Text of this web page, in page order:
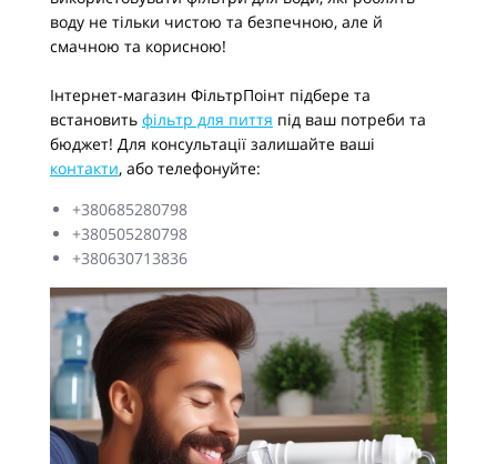
воду не тільки чистою та безпечною, але й
смачною та корисною!
Інтернет-магазин ФільтрПоінт підбере та
встановить фільтр для пиття під ваш потреби та
бюджет! Для консультації залишайте ваші
контакти, або телефонуйте:
+380685280798
+380505280798
+380630713836